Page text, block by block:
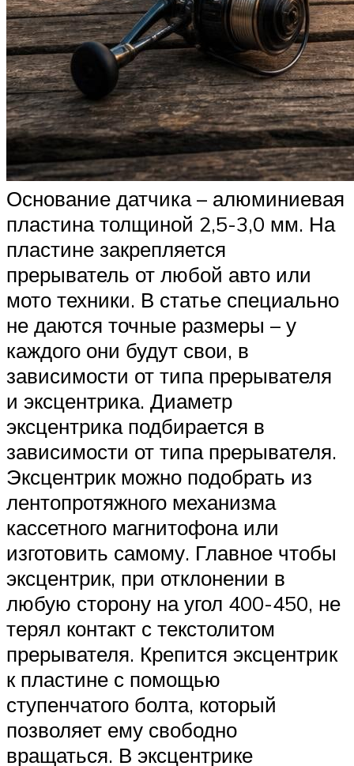
Основание датчика – алюминиевая
пластина толщиной 2,5-3,0 мм. На
пластине закрепляется
прерыватель от любой авто или
мото техники. В статье специально
не даются точные размеры – у
каждого они будут свои, в
зависимости от типа прерывателя
и эксцентрика. Диаметр
эксцентрика подбирается в
зависимости от типа прерывателя.
Эксцентрик можно подобрать из
лентопротяжного механизма
кассетного магнитофона или
изготовить самому. Главное чтобы
эксцентрик, при отклонении в
любую сторону на угол 400-450, не
терял контакт с текстолитом
прерывателя. Крепится эксцентрик
к пластине с помощью
ступенчатого болта, который
позволяет ему свободно
вращаться. В эксцентрике